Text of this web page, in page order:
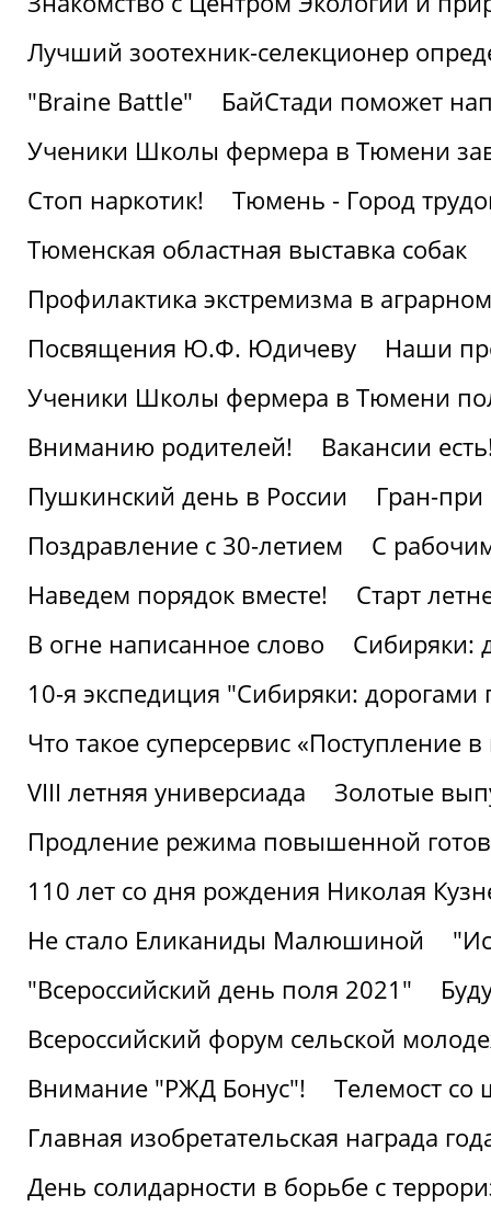
Лучший зоотехник-селекционер
"Braine Battle"
БайСтади поможет
Ученики Школы фермера в Тюмени
Стоп наркотик!
Тюмень - Город
Тюменская областная выставка собак
Профилактика экстремизма в аграрном
Посвящения Ю.Ф. Юдичеву
Наши
Ученики Школы фермера в Тюмени
Вниманию родителей!
Вакансии
Пушкинский день в России
Гран-
Поздравление с 30-летием
С
Наведем порядок вместе!
Старт
В огне написанное слово
Сибиряки:
10-я экспедиция "Сибиряки: дорогами
Что такое суперсервис «Поступление
VIII летняя универсиада
Золотые
Продление режима повышенной
110 лет со дня рождения Николая
Не стало Еликаниды Малюшиной
"Всероссийский день поля 2021"
Всероссийский форум сельской
Внимание "РЖД Бонус"!
Телемост
Главная изобретательская награда
День солидарности в борьбе с